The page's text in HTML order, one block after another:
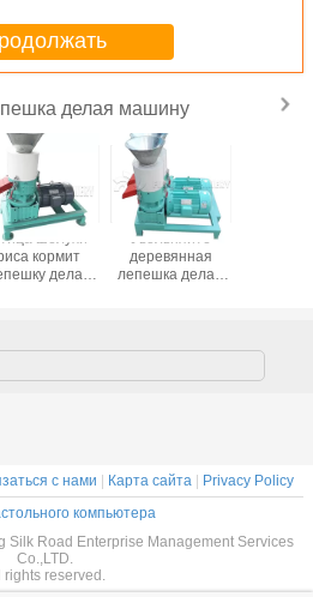
делая машину
шелухи
кормит
делая
диаметра
Увольняйте
деревянная
лепешка делая
машина лепешки
с нами | Карта сайта | Privacy Policy
компьютера
Road Enterprise Management Services
Co.,LTD.
rights reserved.